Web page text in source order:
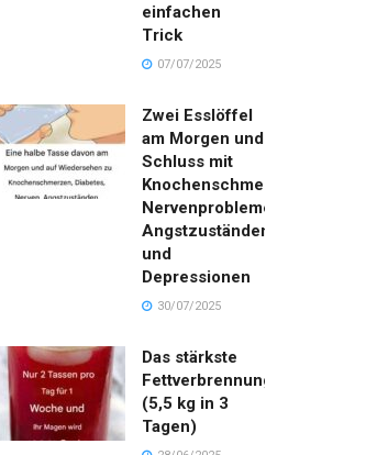
einfachen
Trick
07/07/2025
Zwei Esslöffel
am Morgen und
Schluss mit
Knochenschmerzen,
Nervenproblemen,
Angstzuständen
und
Depressionen
30/07/2025
Das stärkste
Fettverbrennungsgetränk
(5,5 kg in 3
Tagen)